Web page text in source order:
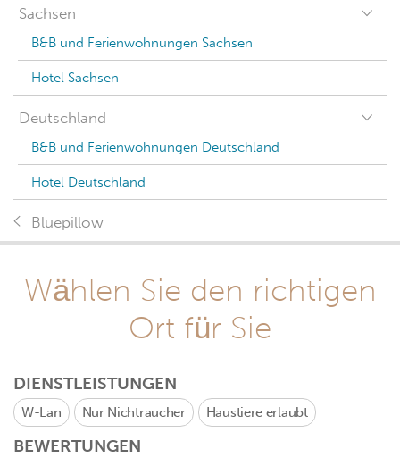
Sachsen
B&B und Ferienwohnungen Sachsen
Hotel Sachsen
Deutschland
B&B und Ferienwohnungen Deutschland
Hotel Deutschland
Bluepillow
Wählen Sie den richtigen
Ort für Sie
DIENSTLEISTUNGEN
W-Lan Nur Nichtraucher Haustiere erlaubt
BEWERTUNGEN